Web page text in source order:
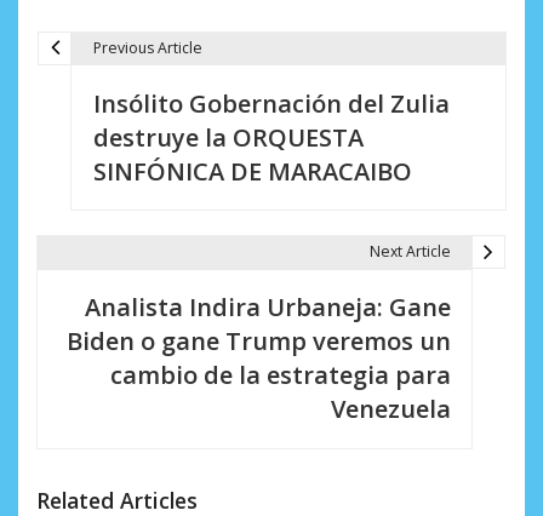
d
Previous Article
Insólito Gobernación del Zulia
destruye la ORQUESTA
SINFÓNICA DE MARACAIBO
Next Article
Analista Indira Urbaneja: Gane
Biden o gane Trump veremos un
cambio de la estrategia para
Venezuela
Related Articles